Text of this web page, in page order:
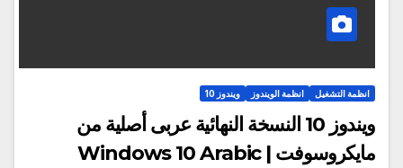
انظمة التشغيل انظمة الويندوز ويندوز 10
ويندوز 10 النسخة النهائية عربى أصلية من
مايكروسوفت | Windows 10 Arabic